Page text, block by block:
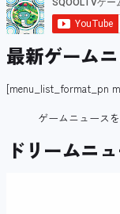
最新ゲーム
[menu_list_format_pn
ゲームニュース
ドリームニ